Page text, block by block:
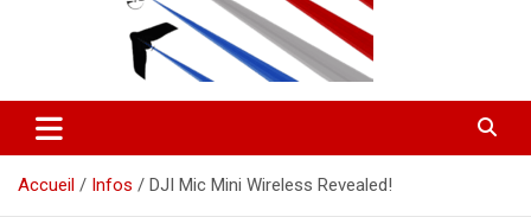
Accueil Infos DJI Mic Mini Wireless Revealed!